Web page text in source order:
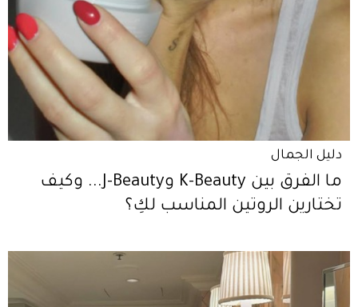
دليل الجمال
ما الفرق بين K-Beauty وJ-Beauty... وكيف
تختارين الروتين المناسب لكِ؟